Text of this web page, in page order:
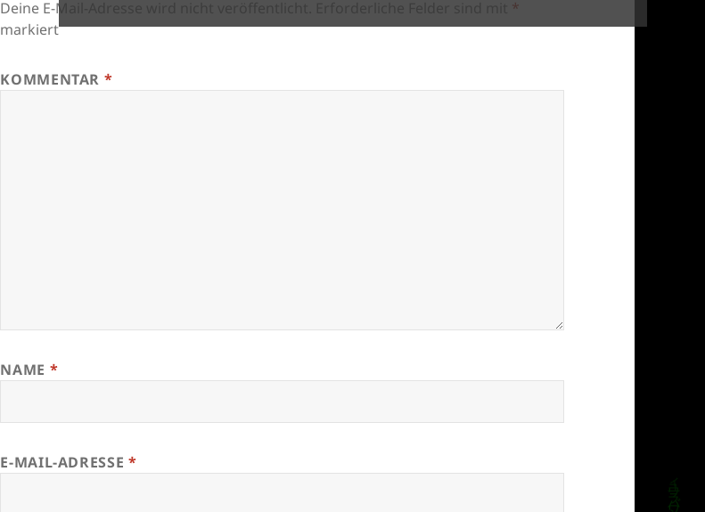
Deine E-Mail-Adresse wird nicht veröffentlicht.
*
markiert
KOMMENTAR *
NAME *
E-MAIL-ADRESSE *